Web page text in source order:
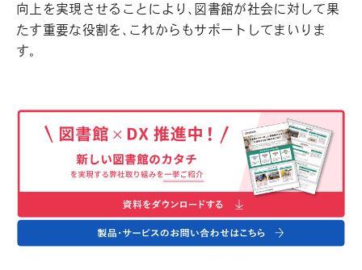
向上を実現させることにより、図書館が社会に対して果
たす重要な役割を、これからもサポートしてまいりま
す。